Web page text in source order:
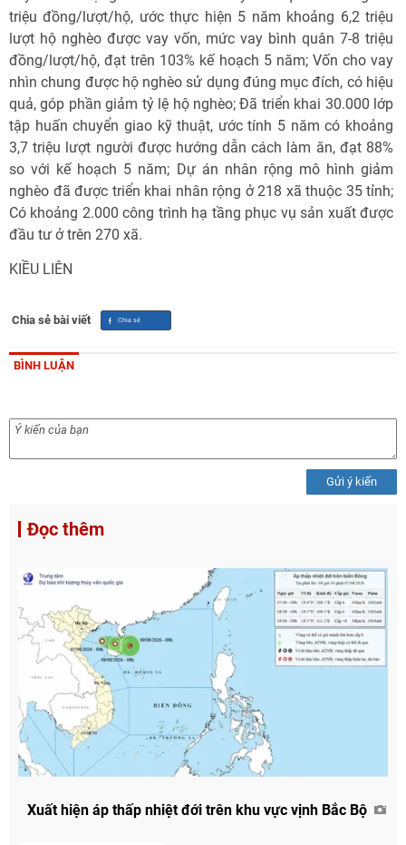
triệu đồng/lượt/hộ, ước thực hiện 5 năm khoảng 6,2 triệu
lượt hộ nghèo được vay vốn, mức vay bình quân 7-8 triệu
đồng/lượt/hộ, đạt trên 103% kế hoạch 5 năm; Vốn cho vay
nhìn chung được hộ nghèo sử dụng đúng mục đích, có hiệu
quả, góp phần giảm tỷ lệ hộ nghèo; Đã triển khai 30.000 lớp
tập huấn chuyển giao kỹ thuật, ước tính 5 năm có khoảng
3,7 triệu lượt người được hướng dẫn cách làm ăn, đạt 88%
so với kế hoạch 5 năm; Dự án nhân rộng mô hình giảm
nghèo đã được triển khai nhân rộng ở 218 xã thuộc 35 tỉnh;
Có khoảng 2.000 công trình hạ tầng phục vụ sản xuất được
đầu tư ở trên 270 xã.
KIỀU LIÊN
Chia sẻ bài viết
BÌNH LUẬN
Gửi ý kiến
Đọc thêm
Xuất hiện áp thấp nhiệt đới trên khu vực vịnh Bắc Bộ